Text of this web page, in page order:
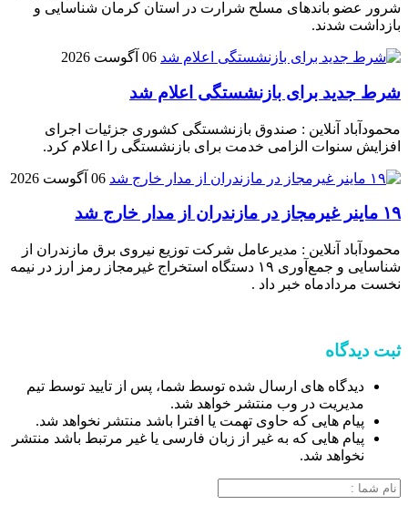
شرور عضو باند‌های مسلح شرارت در استان کرمان شناسایی و
بازداشت شدند.
06 آگوست 2026
شرط جدید برای بازنشستگی اعلام شد
محمودآباد آنلاین : صندوق بازنشستگی کشوری جزئیات اجرای
افزایش سنوات الزامی خدمت برای بازنشستگی را اعلام کرد.
06 آگوست 2026
۱۹ ماینر غیرمجاز در مازندران از مدار خارج شد
محمودآباد آنلاین : مدیرعامل شرکت توزیع نیروی برق مازندران از
شناسایی و جمع‌آوری ۱۹ دستگاه استخراج غیرمجاز رمز ارز در نیمه
نخست مردادماه خبر داد .
ثبت دیدگاه
دیدگاه های ارسال شده توسط شما، پس از تایید توسط تیم
مدیریت در وب منتشر خواهد شد.
پیام هایی که حاوی تهمت یا افترا باشد منتشر نخواهد شد.
پیام هایی که به غیر از زبان فارسی یا غیر مرتبط باشد منتشر
نخواهد شد.